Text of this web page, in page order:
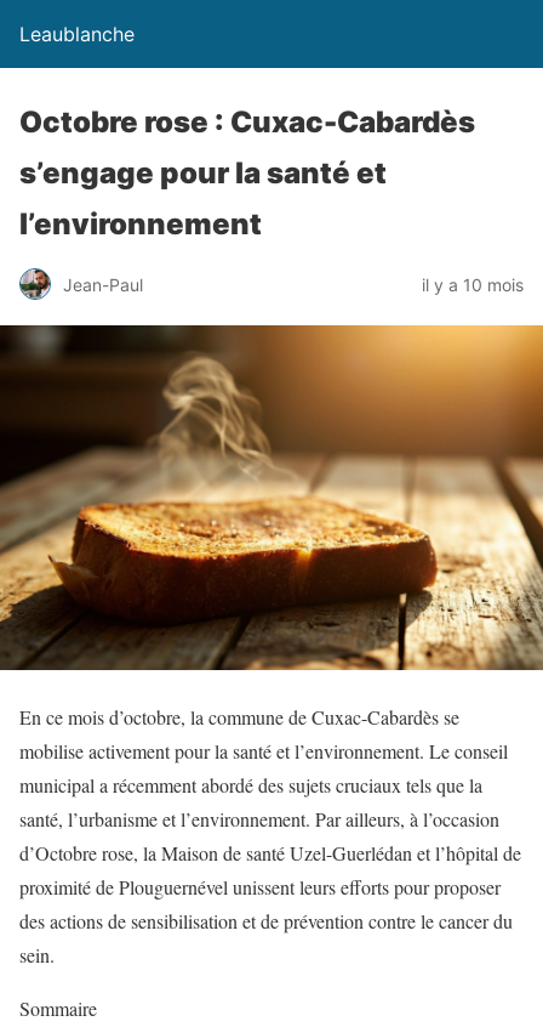
Leaublanche
Octobre rose : Cuxac-Cabardès
s’engage pour la santé et
l’environnement
Jean-Paul il y a 10 mois
En ce mois d’octobre, la commune de Cuxac-Cabardès se
mobilise activement pour la santé et l’environnement. Le conseil
municipal a récemment abordé des sujets cruciaux tels que la
santé, l’urbanisme et l’environnement. Par ailleurs, à l’occasion
d’Octobre rose, la Maison de santé Uzel-Guerlédan et l’hôpital de
proximité de Plouguernével unissent leurs efforts pour proposer
des actions de sensibilisation et de prévention contre le cancer du
sein.
Sommaire